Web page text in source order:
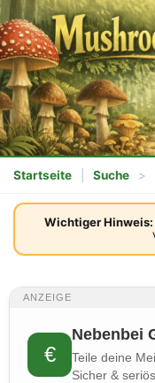
Startseite Suche >
Wichtiger Hinweis:
ANZEIGE
€
Nebenbei
Teile deine
Sicher &